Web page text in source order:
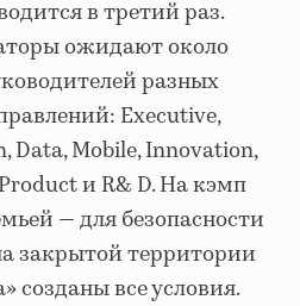
в третий раз.
ожидают около
разных
Executive,
Data, Mobile, Innovation,
и R& D. На кэмп
— для безопасности
закрытой территории
созданы все условия.